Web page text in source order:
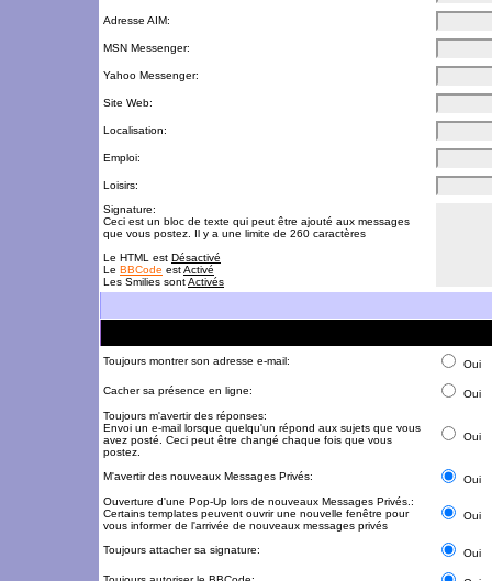
Adresse AIM:
MSN Messenger:
Yahoo Messenger:
Site Web:
Localisation:
Emploi:
Loisirs:
Signature:
Ceci est un bloc de texte qui peut être ajouté aux messages
que vous postez. Il y a une limite de 260 caractères
Le HTML est Désactivé
Le BBCode estActivé
Les Smilies sontActivés
Toujours montrer son adresse e-mail: Oui
Cacher sa présence en ligne:
Oui
Toujours m'avertir des réponses:
Envoi un e-mail lorsque quelqu'un répond aux sujets que vous
avez posté. Ceci peut être changé chaque fois que vous
postez.
Oui
M'avertir des nouveaux Messages Privés:
Oui
Ouverture d'une Pop-Up lors de nouveaux Messages Privés.:
Certains templates peuvent ouvrir une nouvelle fenêtre pour
vous informer de l'arrivée de nouveaux messages privés
Oui
Toujours attacher sa signature: Oui